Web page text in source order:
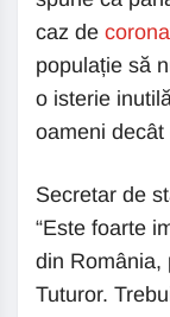
caz de
populație să
o isterie
oameni
Secretar de
“Este foarte
din România,
Tuturor.